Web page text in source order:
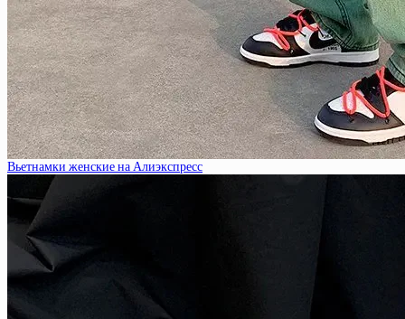
Вьетнамки женские на Алиэкспресс